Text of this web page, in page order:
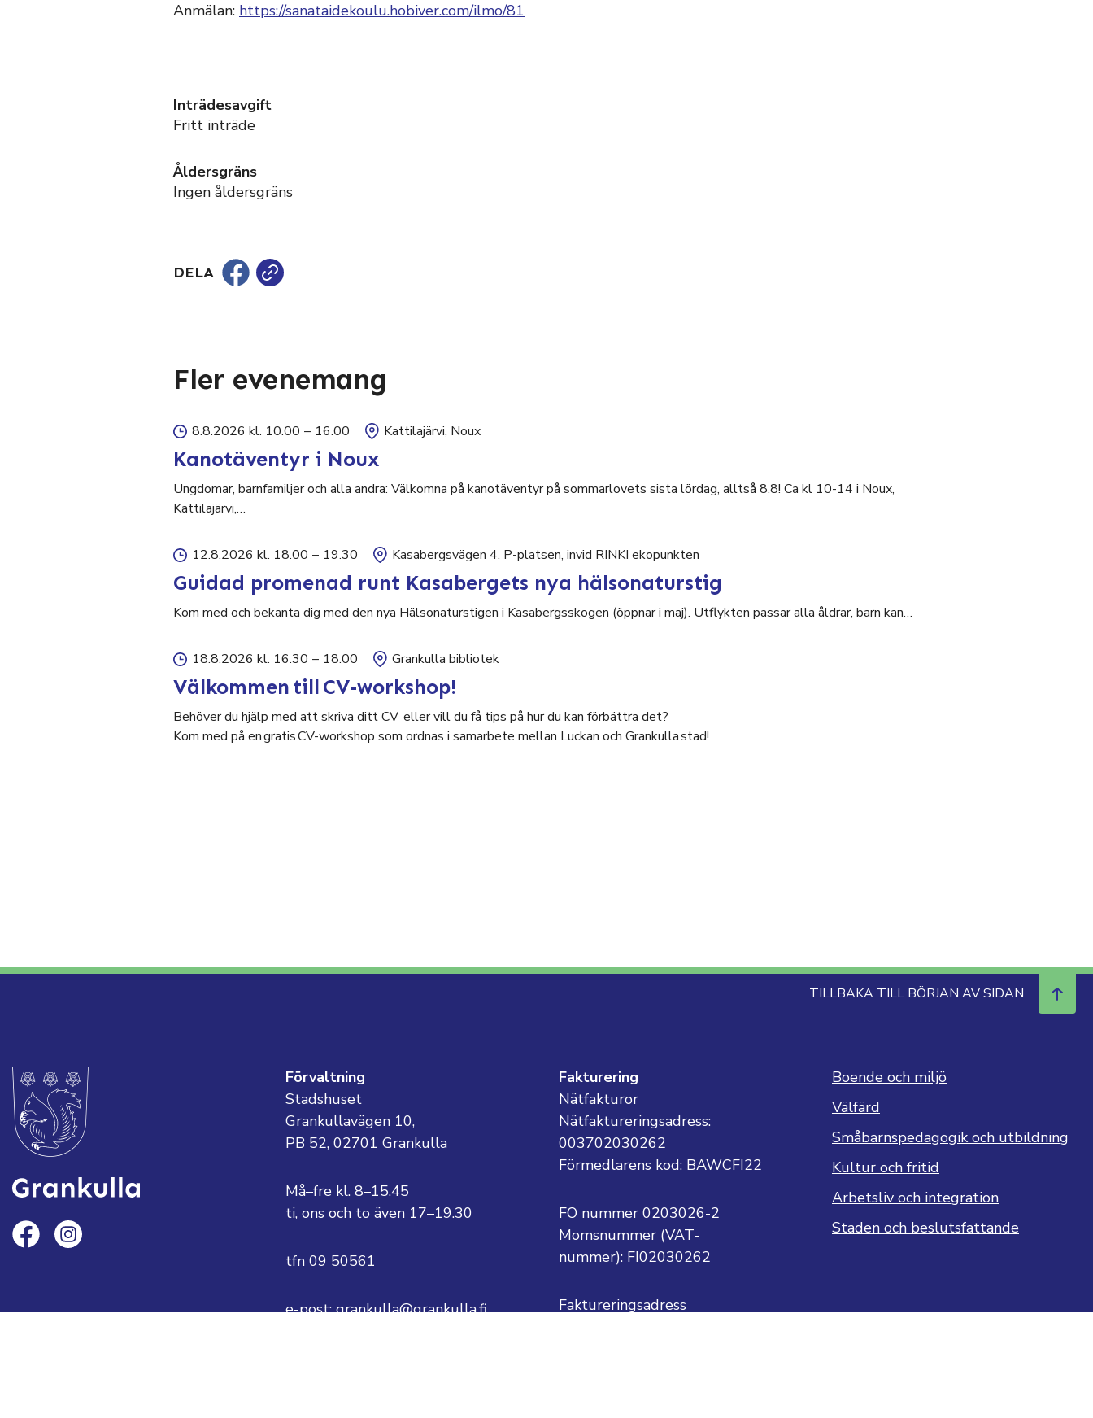
Anmälan: https://sanataidekoulu.hobiver.com/ilmo/81
Inträdesavgift
Fritt inträde
Åldersgräns
Ingen åldersgräns
DELA
Fler evenemang
8.8.2026 kl. 10.00 – 16.00 Kattilajärvi, Noux
Kanotäventyr i Noux
Ungdomar, barnfamiljer och alla andra: Välkomna på kanotäventyr på sommarlovets sista lördag, alltså 8.8! Ca kl 10-14 i Noux,
Kattilajärvi,…
12.8.2026 kl. 18.00 – 19.30 Kasabergsvägen 4. P-platsen, invid RINKI ekopunkten
Guidad promenad runt Kasabergets nya hälsonaturstig
Kom med och bekanta dig med den nya Hälsonaturstigen i Kasabergsskogen (öppnar i maj). Utflykten passar alla åldrar, barn kan…
18.8.2026 kl. 16.30 – 18.00 Grankulla bibliotek
Välkommen till CV-workshop!
Behöver du hjälp med att skriva ditt CV eller vill du få tips på hur du kan förbättra det?
Kom med på en gratis CV-workshop som ordnas i samarbete mellan Luckan och Grankulla stad!
TILLBAKA TILL BÖRJAN AV SIDAN
Förvaltning
Stadshuset
Grankullavägen 10,
PB 52, 02701 Grankulla
Må–fre kl. 8–15.45
ti, ons och to även 17–19.30
tfn 09 50561
e-post: grankulla@grankulla.fi
Fakturering
Nätfakturor
Nätfaktureringsadress:
003702030262
Förmedlarens kod: BAWCFI22
FO nummer 0203026-2
Momsnummer (VAT-
nummer): FI02030262
Faktureringsadress
Boende och miljö
Välfärd
Småbarnspedagogik och utbildning
Kultur och fritid
Arbetsliv och integration
Staden och beslutsfattande